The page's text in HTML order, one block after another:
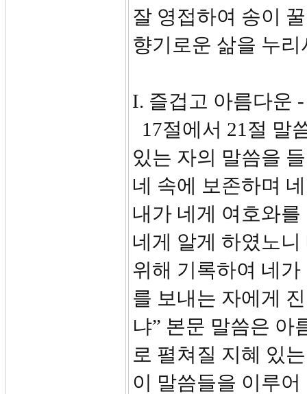
잘 영접하여 송이
향기로운 삶을 누
I. 즐겁고 아름다운
17절에서 21절 말
있는 자의 말씀을
네 속에 보존하며
내가 네게 여호와
네게 알게 하였노
위해 기록하여 네
를 보내는 자에게
냐” 본문 말씀은 아
로 펼쳐질 지혜 있
이 말씀들을 이루